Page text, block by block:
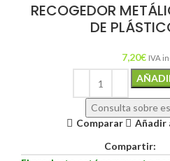
RECOGEDOR
DE
7,20€ IVA
Consulta sobre
Comparar
Añadir
Compartir: